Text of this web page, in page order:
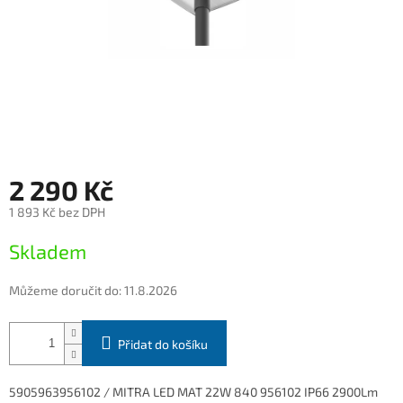
2 290 Kč
1 893 Kč bez DPH
cena:
Skladem
Můžeme doručit do:11.8.2026
Přidat do košíku
5905963956102 / MITRA LED MAT 22W 840 956102 IP66 2900Lm